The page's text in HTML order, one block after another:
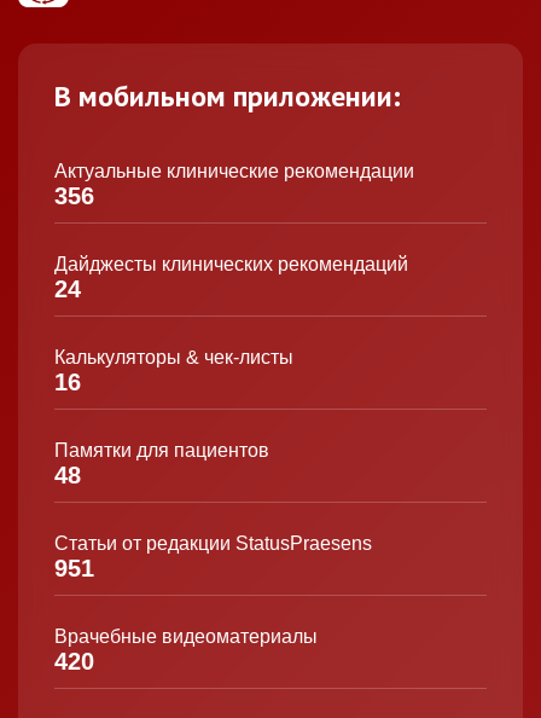
В мобильном приложении:
Актуальные клинические рекомендации
356
Дайджесты клинических рекомендаций
24
Калькуляторы & чек-листы
16
Памятки для пациентов
48
Статьи от редакции StatusPraesens
951
Врачебные видеоматериалы
420